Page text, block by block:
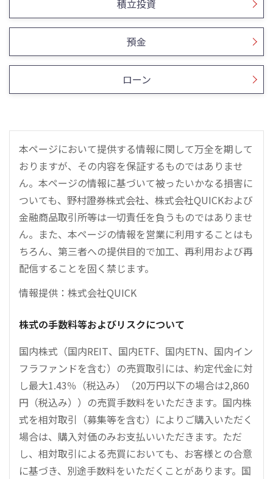
積立投資
預金
ローン
本ページにおいて提供する情報に関して万全を期して
おりますが、その内容を保証するものではありませ
ん。本ページの情報に基づいて被ったいかなる損害に
ついても、野村證券株式会社、株式会社QUICKおよび
金融商品取引所等は一切責任を負うものではありませ
ん。また、本ページの情報を営業に利用することはも
ちろん、第三者への提供目的で加工、再利用および再
配信することを固く禁じます。
情報提供：株式会社QUICK
株式の手数料等およびリスクについて
国内株式（国内REIT、国内ETF、国内ETN、国内イン
フラファンドを含む）の売買取引には、約定代金に対
し最大1.43％（税込み）（20万円以下の場合は2,860
円（税込み））の売買手数料をいただきます。国内株
式を相対取引（募集等を含む）によりご購入いただく
場合は、購入対価のみお支払いいただきます。ただ
し、相対取引による売買においても、お客様との合意
に基づき、別途手数料をいただくことがあります。国